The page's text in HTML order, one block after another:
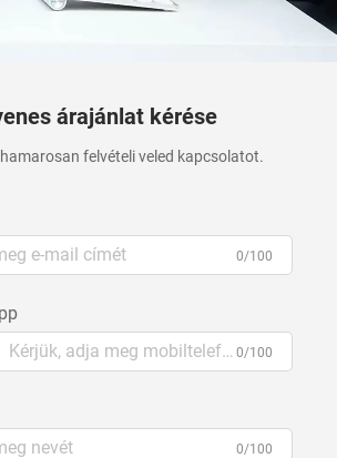
árajánlat kérése
felvételi veled kapcsolatot.
0/100
0/100
0/100